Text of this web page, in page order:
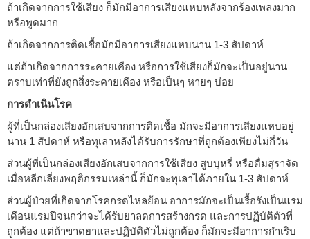
ถ้าเกิดจากการใช้เสียง ก็มักมีอาการเสียงแหบหลังจากร้องเพลงมาก
หรือพูดมาก
ถ้าเกิดจากการติดเชื้อมักมีอาการเสียงแหบนาน 1-3 สัปดาห์
แต่ถ้าเกิดจากการระคายเคือง หรือการใช้เสียงก็มักจะเป็นอยู่นาน
ตราบเท่าที่ยังถูกสิ่งระคายเคือง หรือเป็นๆ หายๆ บ่อย
การดำเนินโรค
ผู้ที่เป็นกล่องเสียงอักเสบจากการติดเชื้อ มักจะมีอาการเสียงแหบอยู่
นาน 1 สัปดาห์ หรือทุเลาหลังได้รับการรักษาที่ถูกต้องเพียงไม่กี่วัน
ส่วนผู้ที่เป็นกล่องเสียงอักเสบจากการใช้เสียง สูบบุหรี่ หรือดื่มสุราจัด
เมื่อหลีกเลี่ยงพฤติกรรมเหล่านี้ ก็มักจะทุเลาได้ภายใน 1-3 สัปดาห์
ส่วนผู้ป่วยที่เกิดจากโรคกรดไหลย้อน อาการมักจะเป็นเรื้อรังเป็นแรม
เดือนแรมปีจนกว่าจะได้รับยาลดการสร้างกรด และการปฏิบัติตัวที่
ถูกต้อง แต่ถ้าขาดยาและปฏิบัติตัวไม่ถูกต้อง ก็มักจะมีอาการกำเริบ